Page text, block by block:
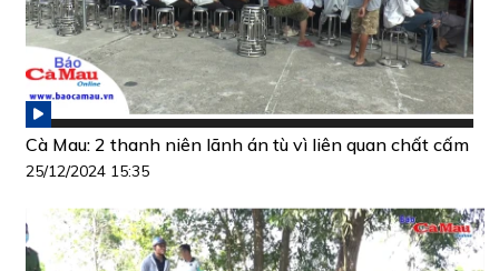
Cà Mau: 2 thanh niên lãnh án tù vì liên quan chất cấm
25/12/2024 15:35